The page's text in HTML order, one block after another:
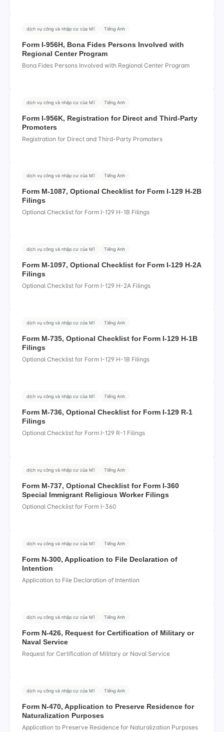
dịch vụ công và nhập cư của Mĩ Tiếng Anh
Form I-956H, Bona Fides Persons Involved with
Regional Center Program
Bona Fides Persons Involved with Regional Center Program
dịch vụ công và nhập cư của Mĩ Tiếng Anh
Form I-956K, Registration for Direct and Third-Party
Promoters
Registration for Direct and Third-Party Promoters
dịch vụ công và nhập cư của Mĩ Tiếng Anh
Form M-1087, Optional Checklist for Form I-129 H-2B
Filings
Optional Checklist for Form I-129 H-1B Filings
dịch vụ công và nhập cư của Mĩ Tiếng Anh
Form M-1097, Optional Checklist for Form I-129 H-2A
Filings
Optional Checklist for Form I-129 H-2A Filings
dịch vụ công và nhập cư của Mĩ Tiếng Anh
Form M-735, Optional Checklist for Form I-129 H-1B
Filings
Optional Checklist for Form I-129 H-1B Filings
dịch vụ công và nhập cư của Mĩ Tiếng Anh
Form M-736, Optional Checklist for Form I-129 R-1
Filings
Optional Checklist for Form I-129 R-1 Filings
dịch vụ công và nhập cư của Mĩ Tiếng Anh
Form M-737, Optional Checklist for Form I-360
Special Immigrant Religious Worker Filings
Optional Checklist for Form I-360
dịch vụ công và nhập cư của Mĩ Tiếng Anh
Form N-300, Application to File Declaration of
Intention
Application to File Declaration of Intention
dịch vụ công và nhập cư của Mĩ Tiếng Anh
Form N-426, Request for Certification of Military or
Naval Service
Request for Certification of Military or Naval Service
dịch vụ công và nhập cư của Mĩ Tiếng Anh
Form N-470, Application to Preserve Residence for
Naturalization Purposes
Application to Preserve Residence for Naturalization Purposes